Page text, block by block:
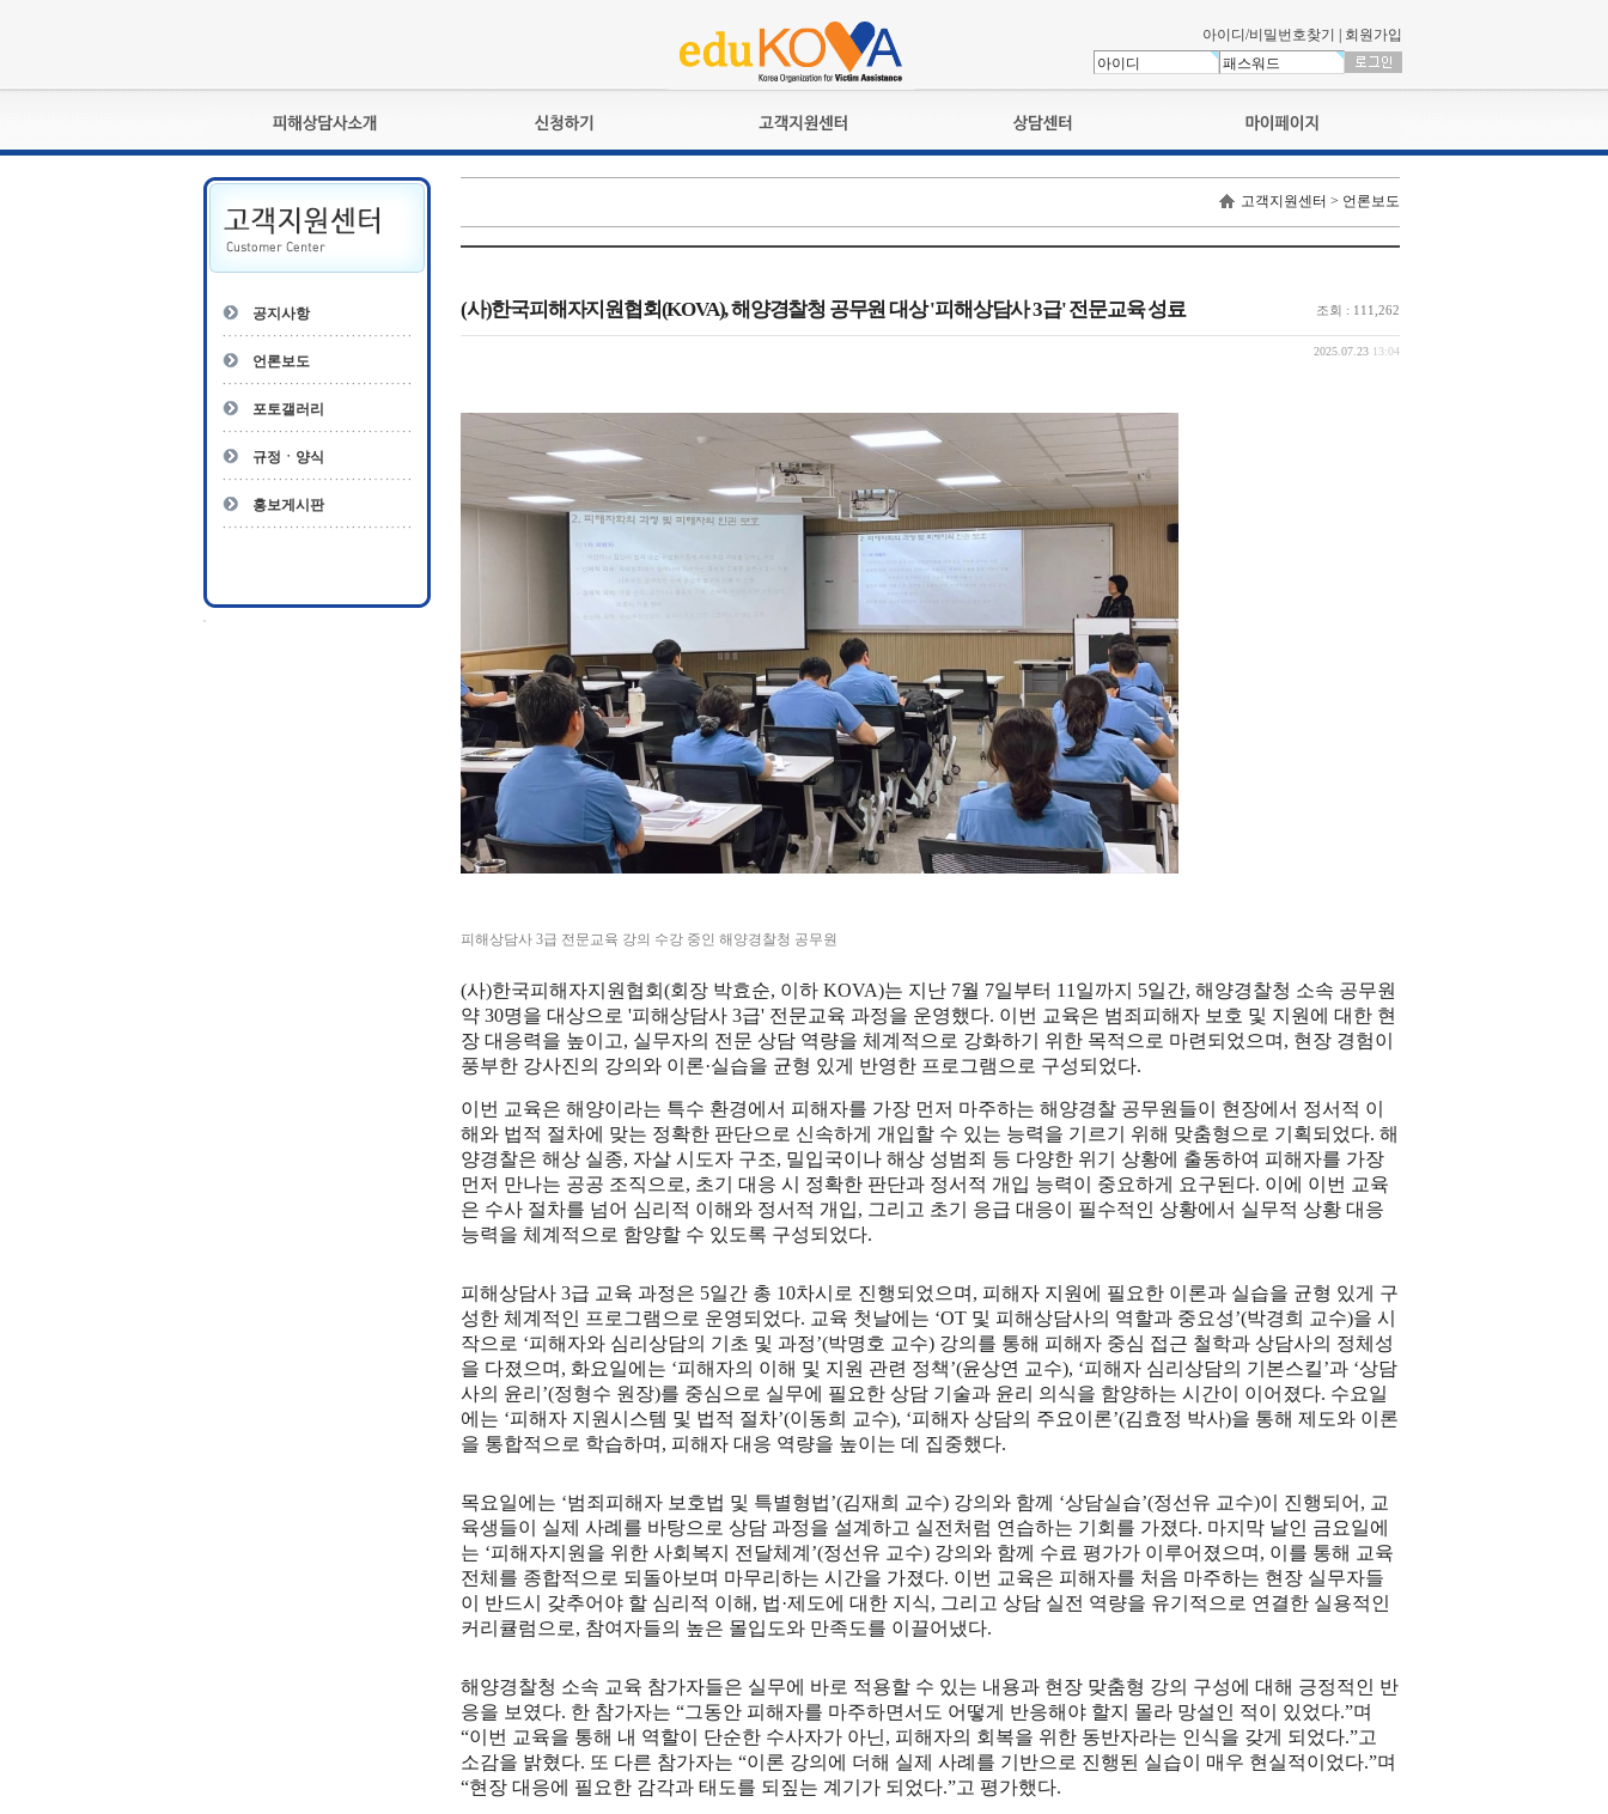
아이디/비밀번호찾기 회원가입
피해상담사란?
자격관리규정
상담사 자격증 확인
- 피해상담사 1급
- 전문수련감독자
- 전문수련기관
교육훈련
자격복원
공지사항
상담접수
나의신청내역
교육영상강의실
나의활동내역
나의 연회비
공지사항
언론보도
포토갤러리
규정ㆍ양식
홍보게시판
고객지원센터 > 언론보도
(사)한국피해자지원협회(KOVA), 해양경찰청 공무원 대상 '피해상담사 3급' 전문교육 성료 조회 : 111,262
2025.07.23 13:04
피해상담사 3급 전문교육 강의 수강 중인 해양경찰청 공무원
(사)한국피해자지원협회 (회장 박효순, 이하 KOVA)는 지난 7월 7일부터 11 일까지 5일간, 해양경찰청 소속 공무원
약 30명을 대상으로 '피해상담사 3급' 전문교육 과정을 운영했다. 이번 교육은 범죄피해자 보호 및 지원에 대한 현
장 대응력을 높이고, 실무자의 전문 상담 역량을 체계적으로 강화하기 위한 목적으로 마련되었으며 , 현장 경험이
풍부한 강사진의 강의와 이론·실습을 균형 있게 반영한 프로그램으로 구성되었다.
이번 교육은 해양이라는 특수 환경에서 피해자를 가장 먼저 마주하는 해양경찰 공무원들이 현장에서 정서적 이
해와 법적 절차에 맞는 정확한 판단으로 신속하게 개입할 수 있는 능력을 기르기 위해 맞춤형으로 기획되었다. 해
양경찰은 해상 실종, 자살 시도자 구조, 밀입국이나 해상 성범죄 등 다양한 위기 상황에 출동하여 피해자를 가장
먼저 만나는 공공 조직으로, 초기 대응 시 정확한 판단과 정서적 개입 능력이 중요하게 요구된다. 이에 이번 교육
은 수사 절차를 넘어 심리적 이해와 정서적 개입, 그리고 초기 응급 대응이 필수적인 상황에서 실무적 상황 대응
능력을 체계적으로 함양할 수 있도록 구성되었다.
피해상담사 3급 교육 과정은 5일간 총 10차시로 진행되었으며 , 피해자 지원에 필요한 이론과 실습을 균형 있게 구
성한 체계적인 프로그램으로 운영되었다. 교육 첫날에는 ‘OT 및 피해상담사의 역할과 중요성’(박경희 교수)을 시
작으로 ‘피해자와 심리상담의 기초 및 과정’(박명호 교수) 강의를 통해 피해자 중심 접근 철학과 상담사의 정체성
을 다졌으며 , 화요일에는 ‘피해자의 이해 및 지원 관련 정책’(윤상연 교수), ‘피해자 심리상담의 기본스킬’과 ‘상담
사의 윤리 ’(정형수 원장)를 중심으로 실무에 필요한 상담 기술과 윤리 의식을 함양하는 시간이 이어졌다. 수요일
에는 ‘피해자 지원시스템 및 법적 절차’(이동희 교수), ‘피해자 상담의 주요이론’(김효정 박사)을 통해 제도와 이론
을 통합적으로 학습하며 , 피해자 대응 역량을 높이는 데 집중했다.
목요일에는 ‘범죄피해자 보호법 및 특별형법’(김재희 교수) 강의와 함께 ‘상담실습’(정선유 교수)이 진행되어 , 교
육생들이 실제 사례를 바탕으로 상담 과정을 설계하고 실전처럼 연습하는 기회를 가졌다. 마지막 날인 금요일에
는 ‘피해자지원을 위한 사회복지 전달체계 ’(정선유 교수) 강의와 함께 수료 평가가 이루어졌으며 , 이를 통해 교육
전체를 종합적으로 되돌아보며 마무리하는 시간을 가졌다. 이번 교육은 피해자를 처음 마주하는 현장 실무자들
이 반드시 갖추어야 할 심리적 이해 , 법·제도에 대한 지식, 그리고 상담 실전 역량을 유기적으로 연결한 실용적인
커리큘럼으로, 참여자들의 높은 몰입도와 만족도를 이끌어냈다.
해양경찰청 소속 교육 참가자들은 실무에 바로 적용할 수 있는 내용과 현장 맞춤형 강의 구성에 대해 긍정적인 반
응을 보였다. 한 참가자는 “그동안 피해자를 마주하면서도 어떻게 반응해야 할지 몰라 망설인 적이 있었다.”며
“이번 교육을 통해 내 역할이 단순한 수사자가 아닌, 피해자의 회복을 위한 동반자라는 인식을 갖게 되었다.”고
소감을 밝혔다. 또 다른 참가자는 “이론 강의에 더해 실제 사례를 기반으로 진행된 실습이 매우 현실적이었다.”며
“현장 대응에 필요한 감각과 태도를 되짚는 계기가 되었다.”고 평가했다.